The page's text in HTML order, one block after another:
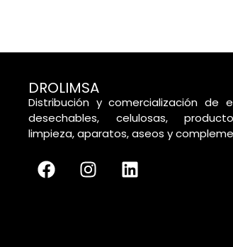
DROLIMSA
Distribución y comercialización de
desechables, celulosas,
limpieza, aparatos, aseos y